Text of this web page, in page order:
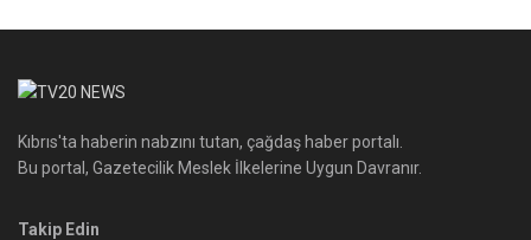
Kıbrıs'ta haberin nabzını tutan, çağdaş haber portalı.
Bu portal, Gazetecilik Meslek İlkelerine Uygun Davranır.
Takip Edin